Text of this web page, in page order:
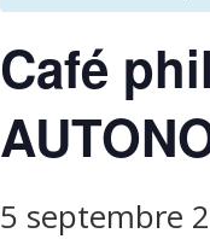
Café
5 septembre